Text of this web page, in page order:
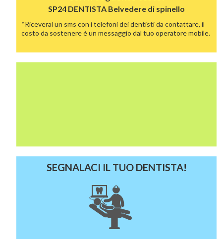
SP24 DENTISTA Belvedere di spinello
*Riceverai un sms con i telefoni dei dentisti da contattare, il
costo da sostenere è un messaggio dal tuo operatore mobile.
SEGNALACI IL TUO DENTISTA!